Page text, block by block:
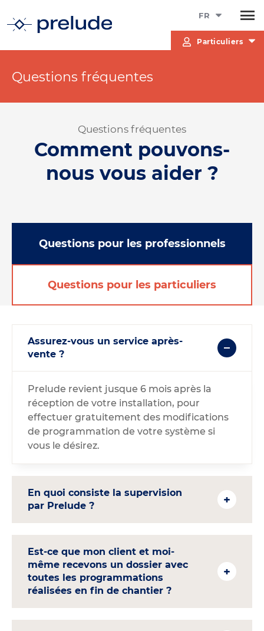
FR
Particuliers
Questions fréquentes
Questions fréquentes
Comment pouvons-
nous vous aider ?
Questions pour les professionnels
Questions pour les particuliers
Assurez-vous un service après-
vente ?
Prelude revient jusque 6 mois après la
réception de votre installation, pour
effectuer gratuitement des modifications
de programmation de votre système si
vous le désirez.
En quoi consiste la supervision
par Prelude ?
Est-ce que mon client et moi-
même recevons un dossier avec
toutes les programmations
réalisées en fin de chantier ?